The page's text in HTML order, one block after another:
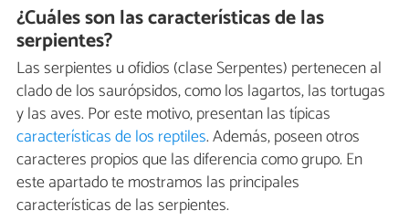
¿Cuáles son las características de las
serpientes?
Las serpientes u ofidios (clase Serpentes) pertenecen al
clado de los saurópsidos, como los lagartos, las tortugas
y las aves. Por este motivo, presentan las típicas
características de los reptiles. Además, poseen otros
caracteres propios que las diferencia como grupo. En
este apartado te mostramos las principales
características de las serpientes.